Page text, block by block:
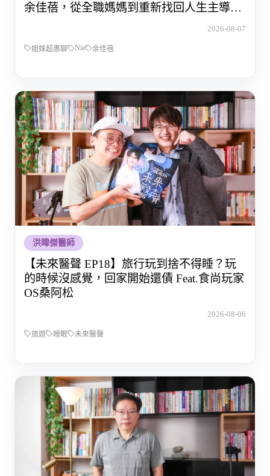
余佳蓓，從全職媽媽到重新找回人生主導權
2026-08-07
姐妹超惠聊 Nia 余佳蓓
洪暐傑醫師
【未來醫聲 EP18】旅行玩到捨不得睡？玩
的時候沒感覺，回家開始還債 Feat.食尚玩家
OS桑阿松
2026-08-06
旅遊 睡眠 未來醫聲